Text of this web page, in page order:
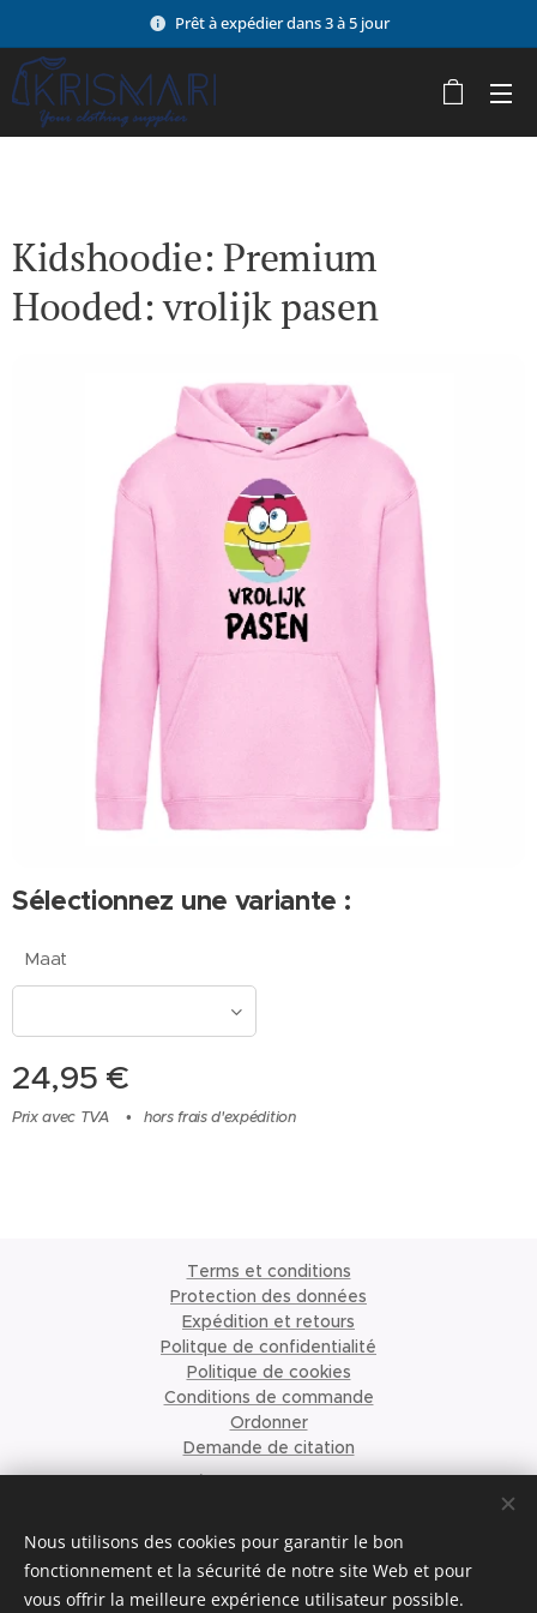
Prêt à expédier dans 3 à 5 jour
Kidshoodie: Premium
Hooded: vrolijk pasen
Sélectionnez une variante :
Maat
24,95 €
Prix avec TVA hors frais d'expédition
Terms et conditions
Protection des données
Expédition et retours
Politque de confidentialité
Politique de cookies
Conditions de commande
Ordonner
Demande de citation
©2023 Krismari Clothing Cookies
Langues
Nous utilisons des cookies pour garantir le bon
fonctionnement et la sécurité de notre site Web et pour
vous offrir la meilleure expérience utilisateur possible.